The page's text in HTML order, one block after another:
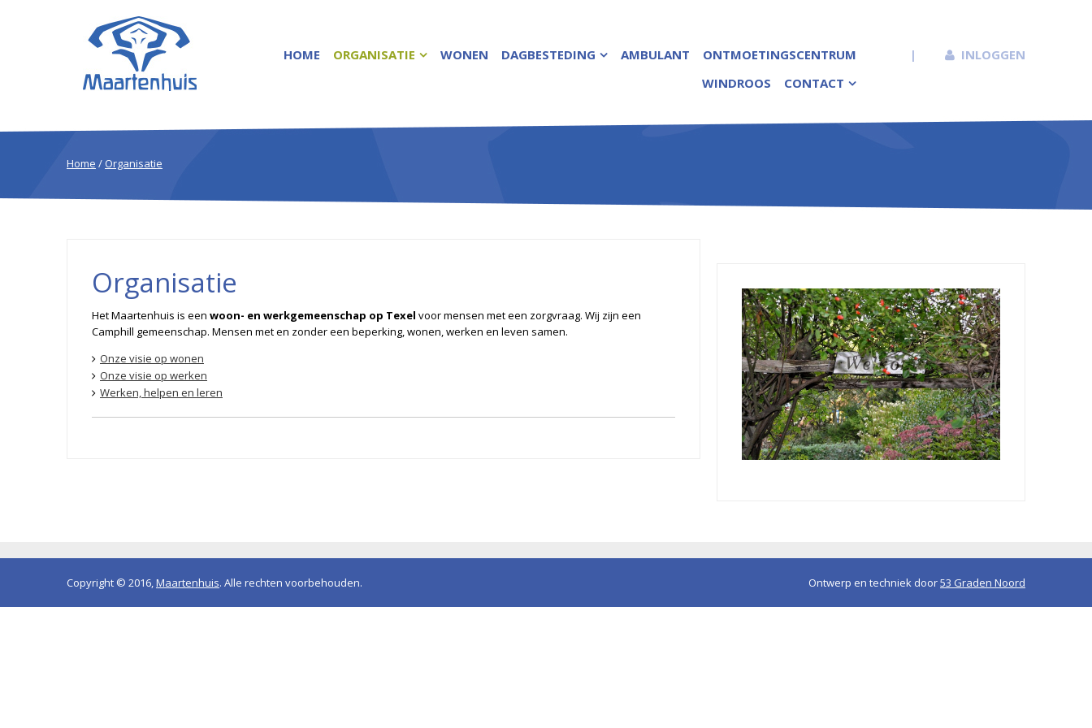
HOME ORGANISATIE WONEN DAGBESTEDING AMBULANT
ONTMOETINGSCENTRUM
WINDROOS
CONTACT
| INLOGGEN
Home / Organisatie
Organisatie
Het Maartenhuis is een woon- en werkgemeenschap op Texel voor mensen met een zorgvraag. Wij zijn een
Camphill gemeenschap. Mensen met en zonder een beperking, wonen, werken en leven samen.
Onze visie op wonen
Onze visie op werken
Werken, helpen en leren
Copyright © 2016,Maartenhuis. Alle rechten voorbehouden. Ontwerp en techniek door53 Graden Noord